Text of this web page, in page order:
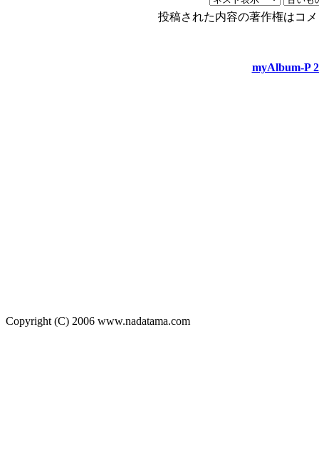
投稿された内容の著作権はコ
myAlbum-P
Copyright (C) 2006 www.nadatama.com